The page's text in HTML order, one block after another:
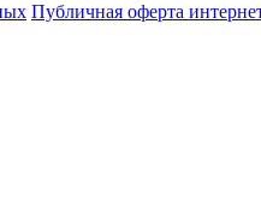
Публичная оферта